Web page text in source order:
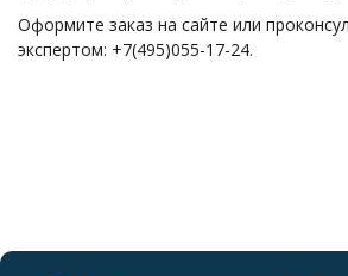
Оформите заказ на сайте или
экспертом: +7(495)055-17-24.